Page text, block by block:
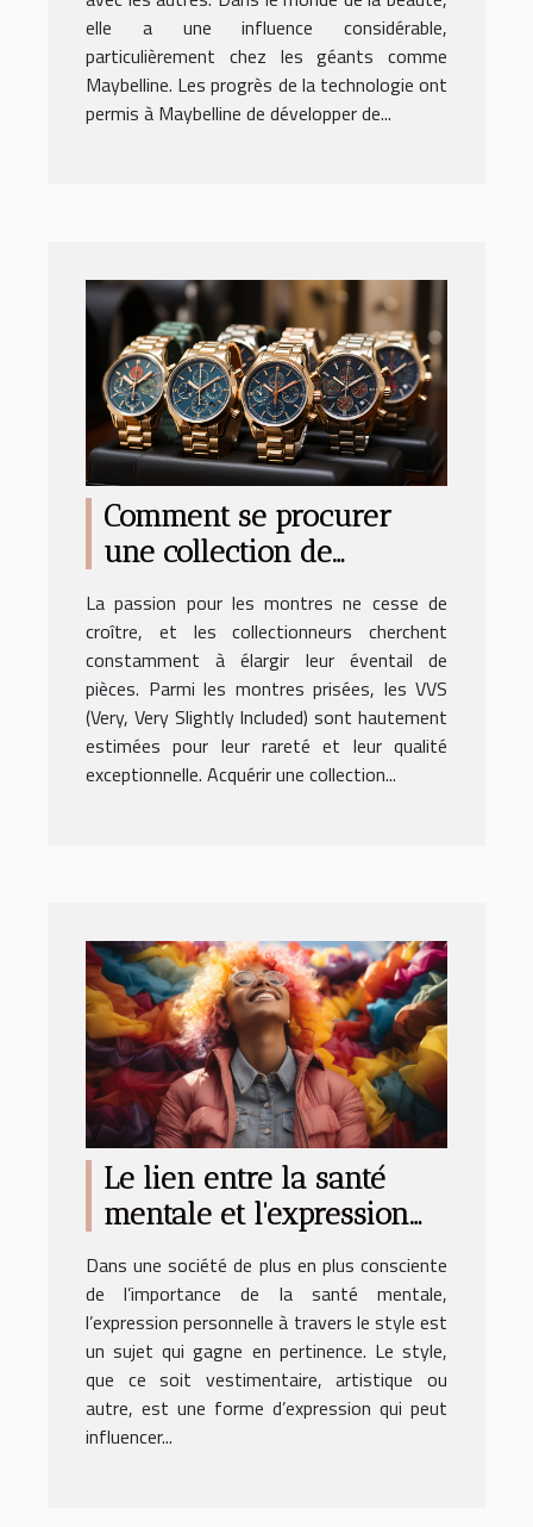
elle a une influence considérable,
particulièrement chez les géants comme
Maybelline. Les progrès de la technologie ont
permis à Maybelline de développer de...
Comment se procurer
une collection de
montres VVS
authentiques et certifiées
?
La passion pour les montres ne cesse de
croître, et les collectionneurs cherchent
constamment à élargir leur éventail de
pièces. Parmi les montres prisées, les VVS
(Very, Very Slightly Included) sont hautement
estimées pour leur rareté et leur qualité
exceptionnelle. Acquérir une collection...
Le lien entre la santé
mentale et l'expression
personnelle à travers le
style
Dans une société de plus en plus consciente
de l’importance de la santé mentale,
l’expression personnelle à travers le style est
un sujet qui gagne en pertinence. Le style,
que ce soit vestimentaire, artistique ou
autre, est une forme d’expression qui peut
influencer...